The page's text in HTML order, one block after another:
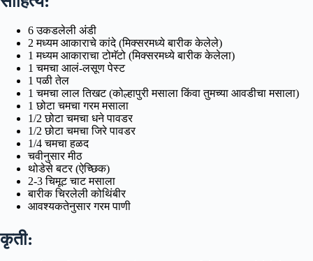
6 उकडलेली अंडी
2 मध्यम आकाराचे कांदे (मिक्सरमध्ये बारीक केलेले)
1 मध्यम आकाराचा टोमॅटो (मिक्सरमध्ये बारीक केलेला)
1 चमचा आलं-लसूण पेस्ट
1 पळी तेल
1 चमचा लाल तिखट (कोल्हापुरी मसाला किंवा तुमच्या आवडीचा मसाला)
1 छोटा चमचा गरम मसाला
1/2 छोटा चमचा धने पावडर
1/2 छोटा चमचा जिरे पावडर
1/4 चमचा हळद
चवीनुसार मीठ
थोडेसे बटर (ऐच्छिक)
2-3 चिमूट चाट मसाला
बारीक चिरलेली कोथिंबीर
आवश्यकतेनुसार गरम पाणी
कृती: